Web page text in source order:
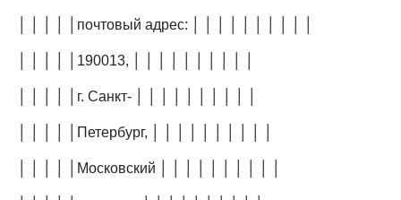
│ │ │ │ │почтовый адрес: │ │ │ │ │ │ │ │ │ │
│ │ │ │ │190013, │ │ │ │ │ │ │ │ │ │
│ │ │ │ │г. Санкт- │ │ │ │ │ │ │ │ │ │
│ │ │ │ │Петербург, │ │ │ │ │ │ │ │ │ │
│ │ │ │ │Московский │ │ │ │ │ │ │ │ │ │